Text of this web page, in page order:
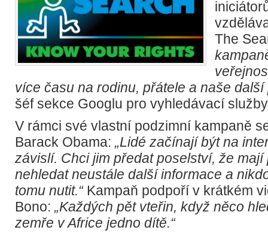
The
více času na rodinu, přátele a naše další
šéf sekce Googlu pro vyhledávací
V rámci své vlastní podzimní kampaně
Barack Obama: „Lidé začínají být na
závislí. Chci jim předat poselství, že mají
nehledat neustále další informace a
tomu nutit.“Kampaň podpoří v krátkém
Bono: „Každých pět vteřin, když něco
zemře v Africe jedno dítě.“